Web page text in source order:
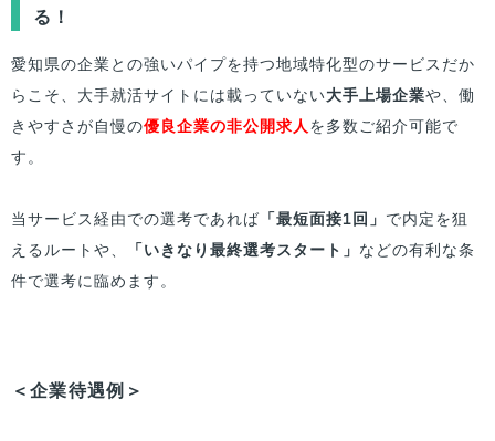
る！
愛知県の企業との強いパイプを持つ地域特化型のサービスだか
らこそ、大手就活サイトには載っていない大手上場企業や、働
きやすさが自慢の優良企業の非公開求人 を多数ご紹介可能で
す。
当サービス経由での選考であれば 「最短面接1回」 で内定を狙
えるルートや、
「いきなり最終選考スタート」 などの有利な条
件で選考に臨めます。
＜企業待遇例＞